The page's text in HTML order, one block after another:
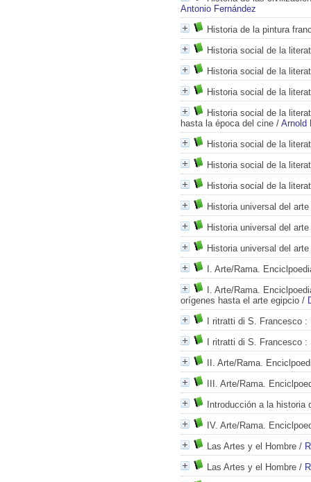
Antonio Fernández
Historia de la pintura
Historia social de la
Historia social de la
Historia social de la
Historia social de la
hasta la época del cine / Arnold
Historia social de la
Historia social de la
Historia social de la
Historia universal del
Historia universal del
Historia universal del
I. Arte/Rama.
I. Arte/Rama.
orígenes hasta el arte egipcio /
I ritratti di S. Francesco :
I ritratti di S. Francesco :
II. Arte/Rama.
III. Arte/Rama.
Introducción a la historia
IV. Arte/Rama.
Las Artes y el Hombre /
Las Artes y el Hombre /